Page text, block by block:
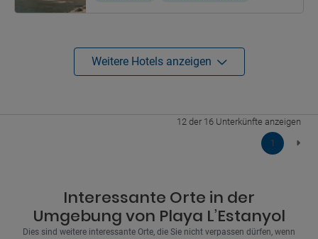
Weitere Hotels anzeigen
12 der 16 Unterkünfte anzeigen
1
Interessante Orte in der
Umgebung von Playa L’Estanyol
Dies sind weitere interessante Orte, die Sie nicht verpassen dürfen, wenn